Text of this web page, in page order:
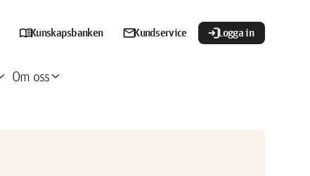
menu_bookKunskapsbanken mailKundservice loginLogga in
Om ossexpand_more